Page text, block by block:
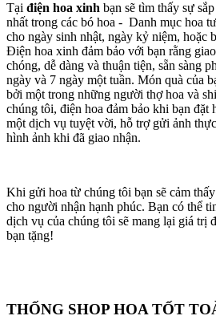
Tại điện hoa xinh bạn sẽ tìm thấy sự
nhất trong các bó hoa - Danh mục hoa
cho ngày sinh nhật, ngày kỷ niệm, hoặc
Điện hoa xinh đảm bảo với bạn rằng
chóng, dễ dàng và thuận tiện, sẵn sàng
ngày và 7 ngày một tuần. Món quà của
bởi một trong những người thợ hoa và
chúng tôi, điện hoa đảm bảo khi bạn đặt
một dịch vụ tuyệt vời, hỗ trợ gửi ảnh
hình ảnh khi đã giao nhận.
Khi gửi hoa từ chúng tôi bạn sẽ cảm
cho người nhận hạnh phúc. Bạn có thể
dịch vụ của chúng tôi sẽ mang lại giá trị
bạn tặng!
THỐNG SHOP HOA TỐT